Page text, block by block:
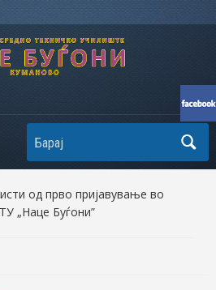
Search
од прво пријавување во
„Наце Буѓони”